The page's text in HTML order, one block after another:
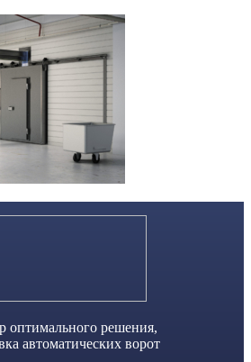
оптимального решения,
автоматических ворот